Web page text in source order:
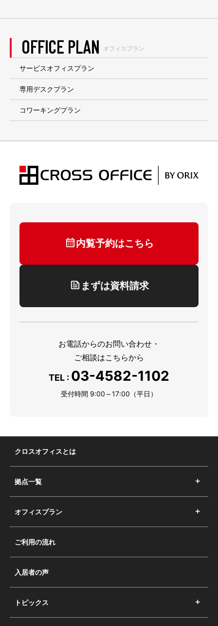
OFFICE PLAN オフィスプラン
サービスオフィスプラン
専用デスクプラン
コワーキングプラン
内覧予約はこちら
まずは資料請求
お電話からのお問い合わせ・
ご相談はこちらから
TEL : 03-4582-1102
受付時間 9:00～17:00（平日）
クロスオフィスとは
拠点一覧
オフィスプラン
ご利用の流れ
入居者の声
トピックス